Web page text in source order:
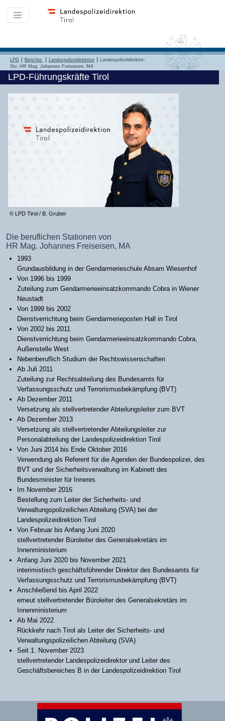
LPD Berichte Landespolizeidirektion
Landespolizeidirektor-
Stv. HR Mag. Johannes Freiseisen, MA
LPD-Führungskräfte Tirol
© LPD Tirol / B. Gruber
Die beruflichen Stationen von
HR Mag. Johannes Freiseisen, MA
1993
Grundausbildung in der Gendarmerieschule Absam Wiesenhof
Von 1996 bis 1999
Zuteilung zum Gendarmerieeinsatzkommando Cobra in Wiener
Neustadt
Von 1999 bis 2002
Dienstverrichtung beim Gendarmerieposten Hall in Tirol
Von 2002 bis 2011
Dienstverrichtung beim Gendarmerieeinsatzkommando Cobra,
Außenstelle West
Nebenberuflich Studium der Rechtswissenschaften
Ab Juli 2011
Zuteilung zur Rechtsabteilung des Bundesamts für
Verfassungsschutz und Terrorismusbekämpfung (BVT)
Ab Dezember 2011
Versetzung als stellvertretender Abteilungsleiter zum BVT
Ab Dezember 2013
Versetzung als stellvertretender Abteilungsleiter zur
Personalabteilung der Landespolizeidirektion Tirol
Von Juni 2014 bis Ende Oktober 2016
Verwendung als Referent für die Agenden der Bundespolizei, des
BVT und der Sicherheitsverwaltung im Kabinett des
Bundesminister für Inneres
Im November 2016
Bestellung zum Leiter der Sicherheits- und
Verwaltungspolizeilichen Abteilung (SVA) bei der
Landespolizeidirektion Tirol
Von Februar bis Anfang Juni 2020
stellvertretender Büroleiter des Generalsekretärs im
Innenministerium
Anfang Juni 2020 bis November 2021
interimistisch geschäftsführender Direktor des Bundesamts für
Verfassungsschutz und Terrorismusbekämpfung (BVT)
Anschließend bis April 2022
erneut stellvertretender Büroleiter des Generalsekretärs im
Innenministerium
Ab Mai 2022
Rückkehr nach Tirol als Leiter der Sicherheits- und
Verwaltungspolizeilichen Abteilung (SVA)
Seit 1. November 2023
stellvertretender Landespolizeidirektor und Leiter des
Geschäftsbereiches B in der Landespolizeidirektion Tirol